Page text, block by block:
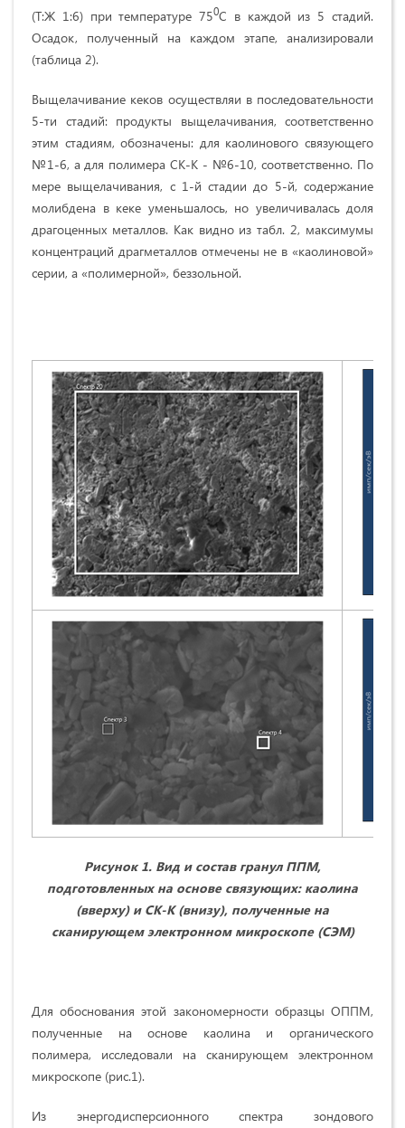
(Т:Ж 1:6) при температуре 750С в каждой из 5 стадий.
Осадок, полученный на каждом этапе, анализировали
(таблица 2).
Выщелачивание кеков осуществляи в последовательности
5-ти стадий: продукты выщелачивания, соответственно
этим стадиям, обозначены: для каолинового связующего
№1-6, а для полимера СК-К - №6-10, соответственно. По
мере выщелачивания, с 1-й стадии до 5-й, содержание
молибдена в кеке уменьшалось, но увеличивалась доля
драгоценных металлов. Как видно из табл. 2, максимумы
концентраций драгметаллов отмечены не в «каолиновой»
серии, а «полимерной», беззольной.
Рисунок 1. Вид и состав гранул ППМ,
подготовленных на основе связующих: каолина
(вверху) и СК-К (внизу), полученные на
сканирующем электронном микроскопе (СЭМ)
Для обоснования этой закономерности образцы ОППМ,
полученные на основе каолина и органического
полимера, исследовали на сканирующем электронном
микроскопе (рис.1).
Из энергодисперсионного спектра зондового